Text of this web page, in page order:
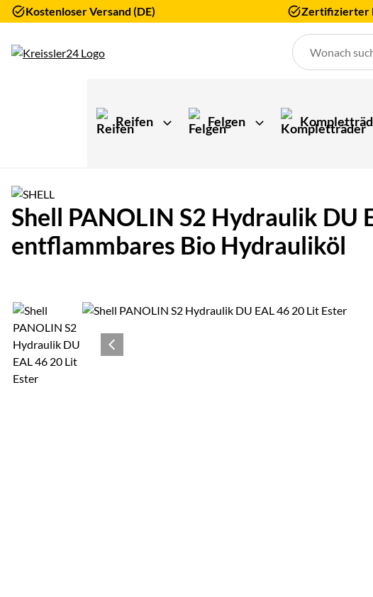
Kostenloser Versand (DE) Zertifizierter
Reifen Felgen
Shell PANOLIN S2 Hydraulik DU
entflammbares Bio Hydrauliköl
Produktgalerie
Zur Kaufbox springen